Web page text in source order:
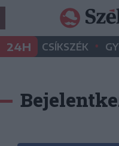
24H CSÍKSZÉK •